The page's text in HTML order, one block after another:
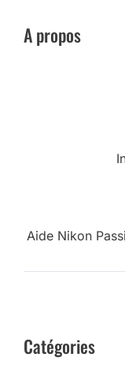
A propos
Aide Nikon
Catégories